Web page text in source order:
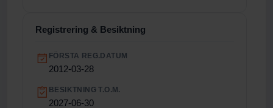
Registrering & Besiktning
FÖRSTA REG.DATUM
2012-03-28
BESIKTNING T.O.M.
2027-06-30